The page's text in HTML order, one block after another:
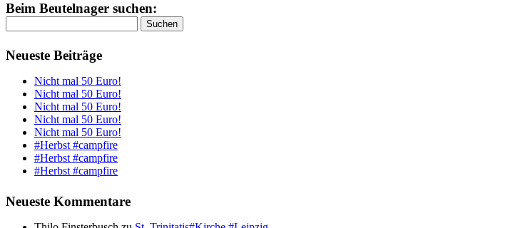
Beim Beutelnager suchen:
nach:
Neueste Beiträge
Nicht mal 50 Euro!
Nicht mal 50 Euro!
Nicht mal 50 Euro!
Nicht mal 50 Euro!
Nicht mal 50 Euro!
#Herbst #campfire
#Herbst #campfire
#Herbst #campfire
Neueste Kommentare